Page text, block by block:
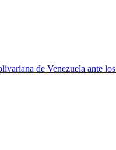
de Venezuela ante